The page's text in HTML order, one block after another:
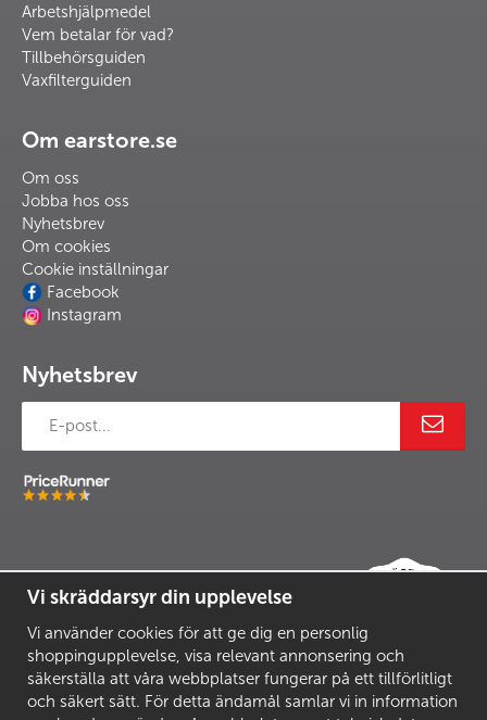
Arbetshjälpmedel
Vem betalar för vad?
Tillbehörsguiden
Vaxfilterguiden
Om earstore.se
Om oss
Jobba hos oss
Nyhetsbrev
Om cookies
Cookie inställningar
Facebook
Instagram
Nyhetsbrev
Vi skräddarsyr din upplevelse
Vi använder cookies för att ge dig en personlig
shoppingupplevelse, visa relevant annonsering och
säkerställa att våra webbplatser fungerar på ett tillförlitligt
och säkert sätt. För detta ändamål samlar vi in information